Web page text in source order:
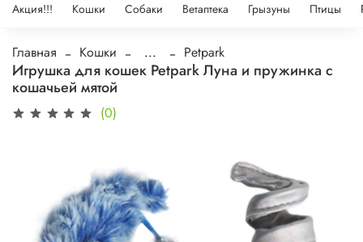
Акция!!! Кошки Собаки Ветаптека Грызуны Птицы
Главная Кошки ... Petpark
Игрушка для кошек Petpark Луна и пружинка с
кошачьей мятой
(0)